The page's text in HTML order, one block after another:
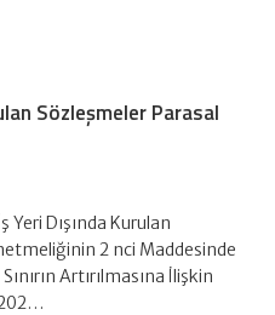
Sözleşmeler Parasal
Yeri Dışında Kurulan
2 nci Maddesinde
Artırılmasına İlişkin